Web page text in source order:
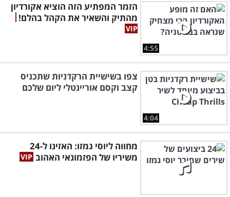
4:55
הזמר המפתיע הזה הוציא אקורדיון
מהתיק והשאיר את הקהל בהלם!
4:04
צפו בשישיית הרקדניות שתכניס
קצב וקסם אוריינטלי ליום שלכם
מחווה ליוסי גמזו: האזינו ל-24
משיריו של הפזמונאי האהוב